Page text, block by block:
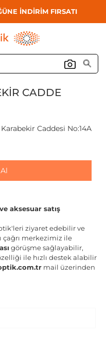
İNDİRİM FIRSATI
CADDE
Caddesi No:14A
aksesuar satış
ziyaret edebilir ve
çağrı merkezimiz ile
görüşme sağlayabilir,
ile hızlı destek alabilir
mail üzerinden